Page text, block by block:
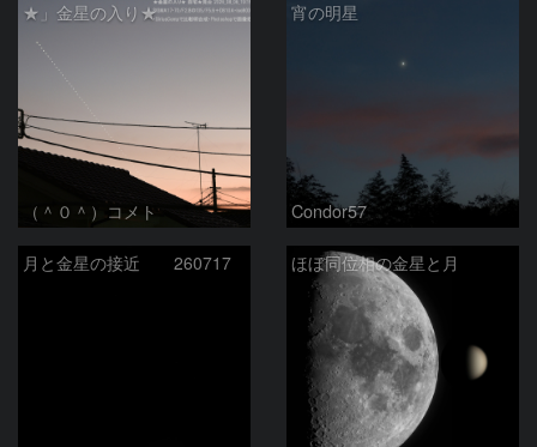
★」金星の入り★
（＾０＾）コメト
宵の明星
Condor57
月と金星の接近 260717 ほぼ同位相の金星と月